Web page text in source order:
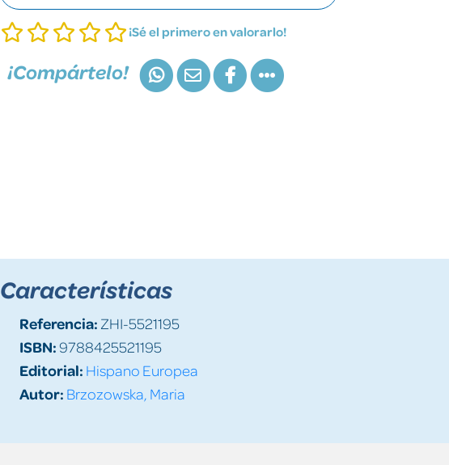
¡Sé el primero en valorarlo!
¡Compártelo!
Características
Referencia: ZHI-5521195
ISBN:9788425521195
Editorial: Hispano Europea
Autor: Brzozowska, Maria